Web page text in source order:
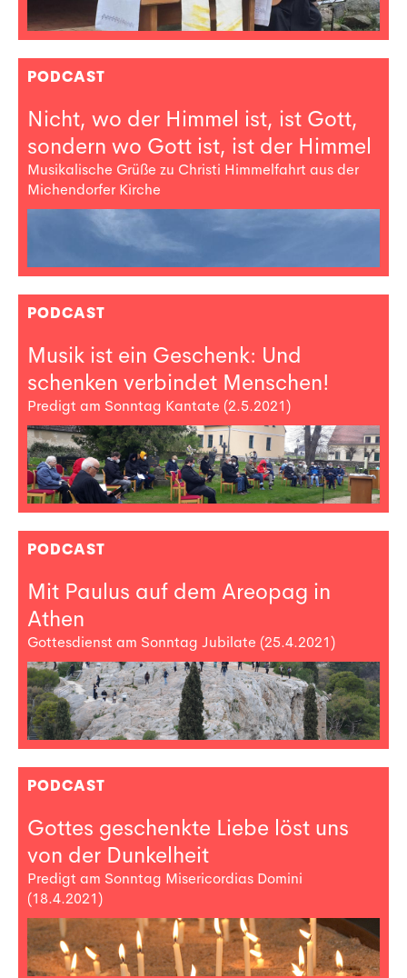
PODCAST
Nicht, wo der Himmel ist, ist Gott,
sondern wo Gott ist, ist der Himmel
Musikalische Grüße zu Christi Himmelfahrt aus der
Michendorfer Kirche
PODCAST
Musik ist ein Geschenk: Und
schenken verbindet Menschen!
Predigt am Sonntag Kantate (2.5.2021)
PODCAST
Mit Paulus auf dem Areopag in
Athen
Gottesdienst am Sonntag Jubilate (25.4.2021)
PODCAST
Gottes geschenkte Liebe löst uns
von der Dunkelheit
Predigt am Sonntag Misericordias Domini
(18.4.2021)